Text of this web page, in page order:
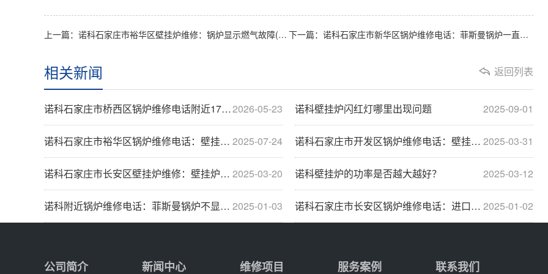
上一篇：诺科石家庄市裕华区壁挂炉维修：锅炉显示燃气故障(燃气锅炉显示故障代码) 下一篇：诺科石家庄市新华区锅炉维修电话：菲斯曼锅炉一直显0度故障原因分析与3种解决方法步
返回列表
相关新闻
2026-05-23
诺科石家庄市桥西区锅炉维修电话附近17796··· 2025-09-01
诺科壁挂炉闪红灯哪里出现问题
2025-07-24
诺科石家庄市裕华区锅炉维修电话：壁挂炉维修前··· 2025-03-31
诺科石家庄市开发区锅炉维修电话：壁挂炉故障维···
2025-03-20
诺科石家庄市长安区壁挂炉维修：壁挂炉常见的故··· 2025-03-12
诺科壁挂炉的功率是否越大越好？
2025-01-03
诺科附近锅炉维修电话：菲斯曼锅炉不显示怎么回··· 2025-01-02
诺科石家庄市长安区锅炉维修电话：进口威能锅炉···
公司简介 新闻中心 维修项目 服务案例 联系我们